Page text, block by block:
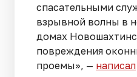
спасательными
взрывной волны в
домах
повреждения
проемы», — написал